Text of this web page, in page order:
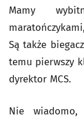
Mamy
Są także
temu pierwszy
dyrektor MCS.
Nie wiadomo,